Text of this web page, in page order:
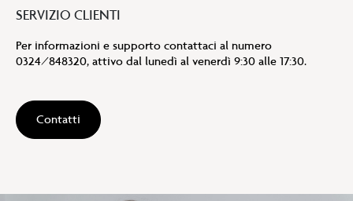
SERVIZIO CLIENTI
Per informazioni e supporto contattaci al numero
0324/848320, attivo dal lunedì al venerdì 9:30 alle 17:30.
Contatti